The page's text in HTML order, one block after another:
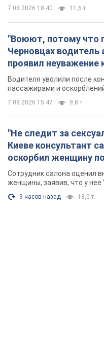
"Не следит за
Киеве консультант
оскорбил женщину
химиотерапии,
Фото
женщины, заявив, что у нее